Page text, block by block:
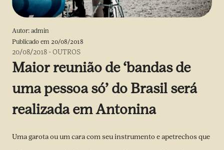
Autor: admin
Publicado em 20/08/2018
20/08/2018 -OUTROS
Maior reunião de ‘bandas de
uma pessoa só’ do Brasil será
realizada em Antonina
Uma garota ou um cara com seu instrumento e apetrechos que